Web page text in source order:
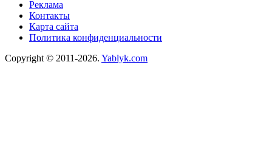
Реклама
Контакты
Карта сайта
Политика конфиденциальности
Copyright © 2011-2026. Yablyk.сom